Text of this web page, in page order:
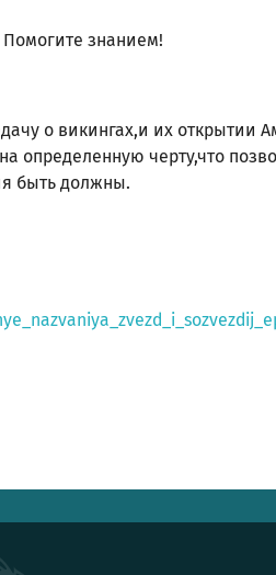
знанием!
о викингах,и их открытии
определенную черту,что
быть должны.